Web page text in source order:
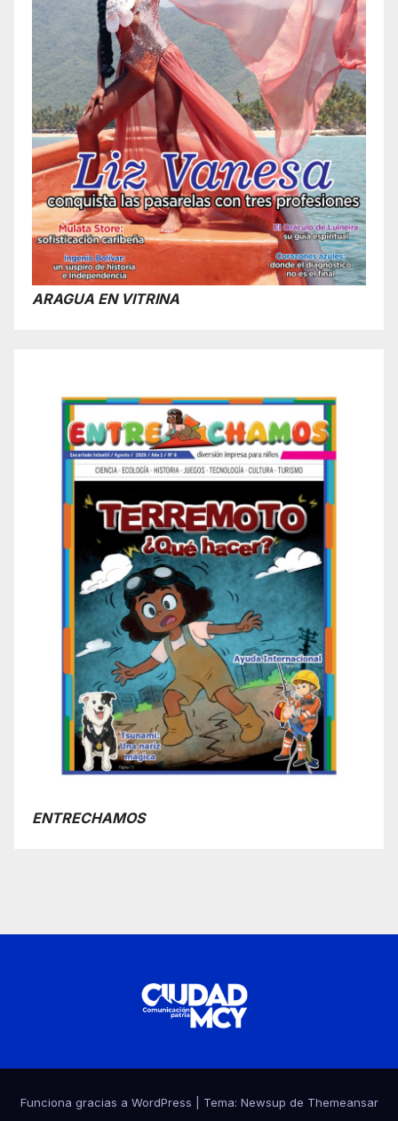
ARAGUA EN VITRINA
ENTRECHAMOS
Funciona gracias a WordPress Tema: Newsup de Themeansar